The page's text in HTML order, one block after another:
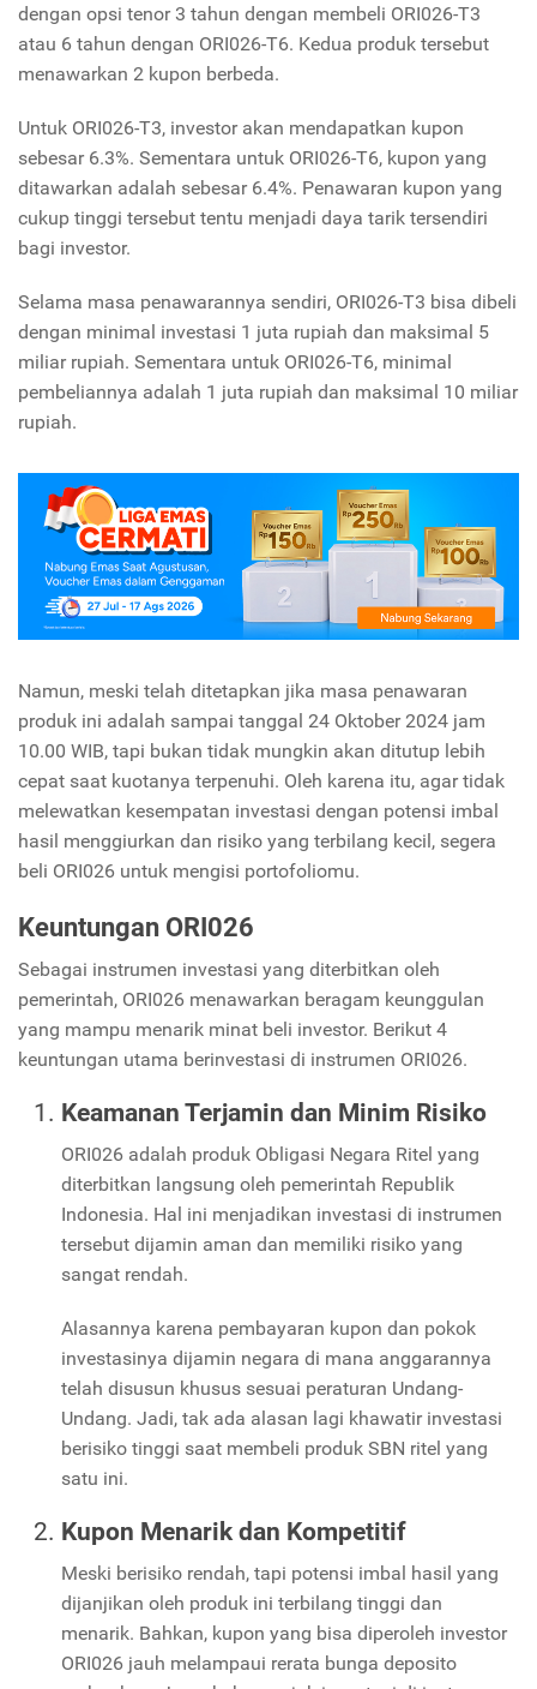
dengan opsi tenor 3 tahun dengan membeli ORI026-T3
atau 6 tahun dengan ORI026-T6. Kedua produk tersebut
menawarkan 2 kupon berbeda.
Untuk ORI026-T3, investor akan mendapatkan kupon
sebesar 6.3%. Sementara untuk ORI026-T6, kupon yang
ditawarkan adalah sebesar 6.4%. Penawaran kupon yang
cukup tinggi tersebut tentu menjadi daya tarik tersendiri
bagi investor.
Selama masa penawarannya sendiri, ORI026-T3 bisa dibeli
dengan minimal investasi 1 juta rupiah dan maksimal 5
miliar rupiah. Sementara untuk ORI026-T6, minimal
pembeliannya adalah 1 juta rupiah dan maksimal 10 miliar
rupiah.
Namun, meski telah ditetapkan jika masa penawaran
produk ini adalah sampai tanggal 24 Oktober 2024 jam
10.00 WIB, tapi bukan tidak mungkin akan ditutup lebih
cepat saat kuotanya terpenuhi. Oleh karena itu, agar tidak
melewatkan kesempatan investasi dengan potensi imbal
hasil menggiurkan dan risiko yang terbilang kecil, segera
beli ORI026 untuk mengisi portofoliomu.
Keuntungan ORI026
Sebagai instrumen investasi yang diterbitkan oleh
pemerintah, ORI026 menawarkan beragam keunggulan
yang mampu menarik minat beli investor. Berikut 4
keuntungan utama berinvestasi di instrumen ORI026.
Keamanan Terjamin dan Minim Risiko
ORI026 adalah produk Obligasi Negara Ritel yang
diterbitkan langsung oleh pemerintah Republik
Indonesia. Hal ini menjadikan investasi di instrumen
tersebut dijamin aman dan memiliki risiko yang
sangat rendah.
Alasannya karena pembayaran kupon dan pokok
investasinya dijamin negara di mana anggarannya
telah disusun khusus sesuai peraturan Undang-
Undang. Jadi, tak ada alasan lagi khawatir investasi
berisiko tinggi saat membeli produk SBN ritel yang
satu ini.
Kupon Menarik dan Kompetitif
Meski berisiko rendah, tapi potensi imbal hasil yang
dijanjikan oleh produk ini terbilang tinggi dan
menarik. Bahkan, kupon yang bisa diperoleh investor
ORI026 jauh melampaui rerata bunga deposito